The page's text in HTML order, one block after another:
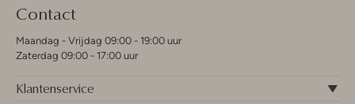
Contact
Maandag - Vrijdag 09:00 - 19:00 uur
Zaterdag 09:00 - 17:00 uur
Klantenservice